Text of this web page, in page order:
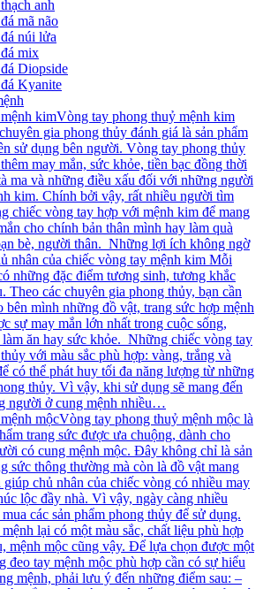
anh
mã não
núi lửa
mix
Diopside
Kyanite
kimVòng tay phong thuỷ mệnh kim
gia phong thủy đánh giá là sản phẩm
sử dụng bên người. Vòng tay phong thủy
may mắn, sức khỏe, tiền bạc đồng thời
ma và những điều xấu đối với những người
kim. Chính bởi vậy, rất nhiều người tìm
chiếc vòng tay hợp với mệnh kim để mang
cho chính bản thân mình hay làm quà
bè, người thân. Những lợi ích không ngờ
nhân của chiếc vòng tay mệnh kim Mỗi
những đặc điểm tương sinh, tương khắc
Theo các chuyên gia phong thủy, bạn cần
bên mình những đồ vật, trang sức hợp mệnh
sự may mắn lớn nhất trong cuộc sống,
ăn hay sức khỏe. Những chiếc vòng tay
với màu sắc phù hợp: vàng, trắng và
có thể phát huy tối đa năng lượng từ những
thủy. Vì vậy, khi sử dụng sẽ mang đến
người ở cung mệnh nhiều…
mộcVòng tay phong thuỷ mệnh mộc là
trang sức được ưa chuộng, dành cho
có cung mệnh mộc. Đây không chỉ là sản
sức thông thường mà còn là đồ vật mang
giúp chủ nhân của chiếc vòng có nhiều may
lộc đầy nhà. Vì vậy, ngày càng nhiều
các sản phẩm phong thủy để sử dụng.
lại có một màu sắc, chất liệu phù hợp
mệnh mộc cũng vậy. Để lựa chọn được một
đeo tay mệnh mộc phù hợp cần có sự hiểu
mệnh, phải lưu ý đến những điểm sau: –